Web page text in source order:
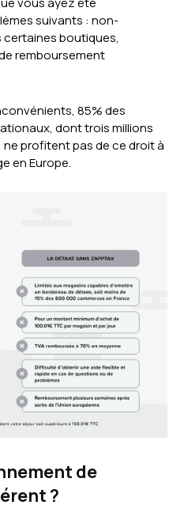
suivants : non-
certaines boutiques,
remboursement
85% des
dont trois millions
ne profitent pas de ce droit à
en Europe.
de
?